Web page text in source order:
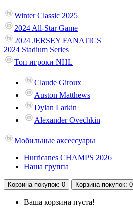
Winter Classic 2025
2024 All-Star Game
2024 JERSEY FANATICS
2024 Stadium Series
Топ игроки NHL
Claude Giroux
Auston Matthews
Dylan Larkin
Alexander Ovechkin
Мобильные аксессуары
Hurricanes CHAMPS 2026
Наша группа
Корзина покупок: 0 Корзина покупок: 0
Ваша корзина пуста!